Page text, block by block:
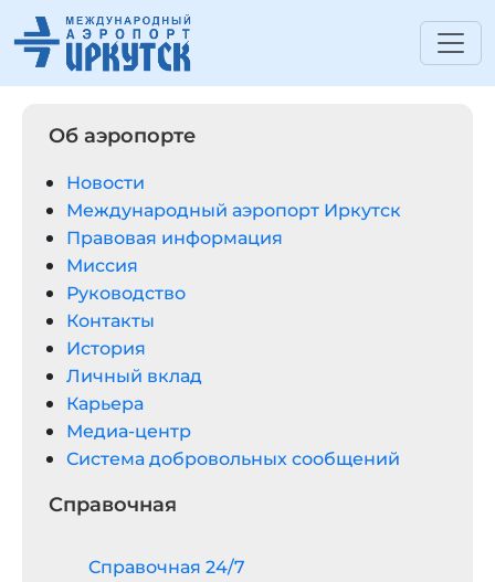
Об аэропорте
Новости
Международный аэропорт Иркутск
Правовая информация
Миссия
Руководство
Контакты
История
Личный вклад
Карьера
Медиа-центр
Система добровольных сообщений
Справочная
Cправочная 24/7